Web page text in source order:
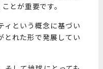
とが重要です。
ィという概念に基づい
とれた形で発展してい